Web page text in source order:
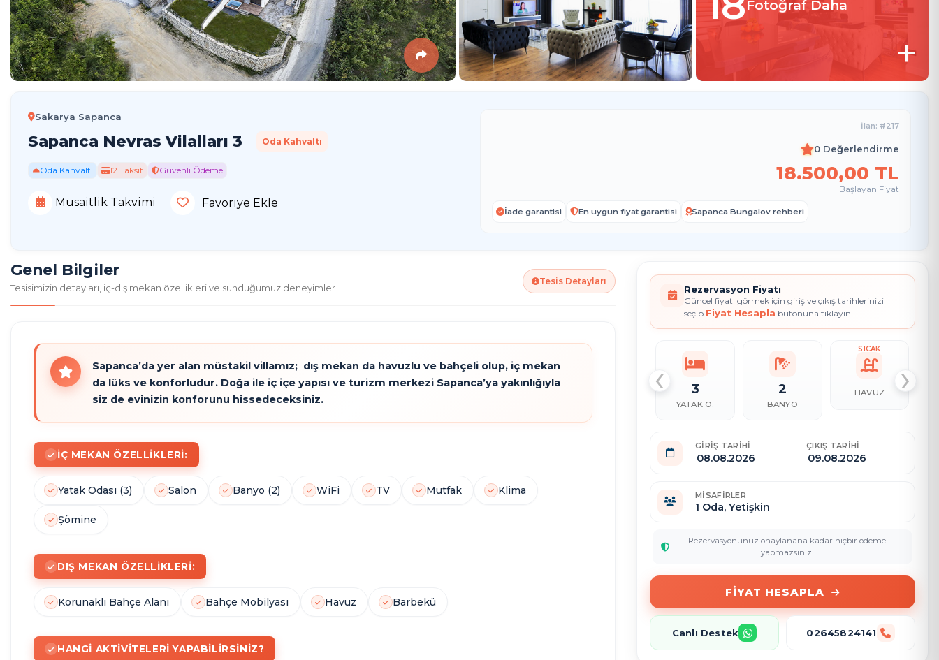
+
Fotoğraf Daha
Sakarya Sapanca
Sapanca Nevras Vilalları 3 Oda Kahvaltı
Oda Kahvaltı 12 Taksit Güvenli Ödeme
Müsaitlik Takvimi Favoriye Ekle
İlan: #217
0 Değerlendirme
18.500,00 TL
Başlayan Fiyat
İade garantisi En uygun fiyat garantisi Sapanca Bungalov rehberi
Genel Bilgiler
Tesisimizin detayları, iç-dış mekan özellikleri ve sunduğumuz deneyimler
Tesis Detayları
Sapanca’da yer alan müstakil villamız; dış mekan da havuzlu ve bahçeli olup, iç mekan
da lüks ve konforludur. Doğa ile iç içe yapısı ve turizm merkezi Sapanca’ya yakınlığıyla
siz de evinizin konforunu hissedeceksiniz.
İÇ MEKAN ÖZELLIKLERI:
Yatak Odası (3) Salon Banyo (2) WiFi TV Mutfak Klima
Şömine
DIŞ MEKAN ÖZELLIKLERI:
Korunaklı Bahçe Alanı Bahçe Mobilyası Havuz Barbekü
HANGI AKTIVITELERI YAPABILIRSINIZ?
Rezervasyon Fiyatı
Güncel fiyatı görmek için giriş ve çıkış tarihlerinizi
seçip Fiyat Hesapla butonuna tıklayın.
0 1 1 3
YATAK O.
2
BANYO
SICAK
HAVUZ
‹ ›
GIRIŞ TARIHI ÇIKIŞ TARIHI
MISAFIRLER
1 Oda, Yetişkin
Rezervasyonunuz onaylanana kadar hiçbir ödeme
yapmazsınız.
FIYAT HESAPLA
Canlı Destek 02645824141